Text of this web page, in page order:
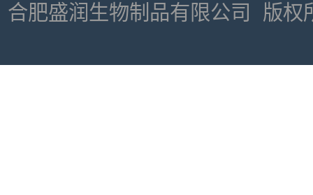
合肥盛润生物制品有限公司 版权